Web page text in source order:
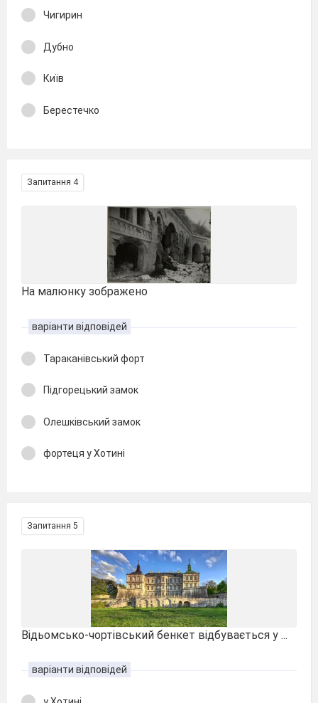
Чигирин
Дубно
Київ
Берестечко
Запитання 4
На малюнку зображено
варіанти відповідей
Тараканівський форт
Підгорецький замок
Олешківський замок
фортеця у Хотині
Запитання 5
Відьомсько-чортівський бенкет відбувається у ...
варіанти відповідей